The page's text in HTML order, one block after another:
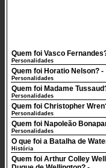
Quem foi Vasco
Personalidades
Quem foi Horatio Nelson? -
Personalidades
Quem foi Madame
Personalidades
Quem foi Christopher
Personalidades
Quem foi Napoleão
Personalidades
O que foi a Batalha de
História
Quem foi Arthur Colley